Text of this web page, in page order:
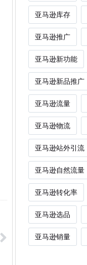
亚马逊库存
亚马逊推广
亚马逊新功能
亚马逊新品推广
亚马逊流量
亚马逊物流
亚马逊站外引流
亚马逊自然流量
亚马逊转化率
亚马逊选品
亚马逊销量